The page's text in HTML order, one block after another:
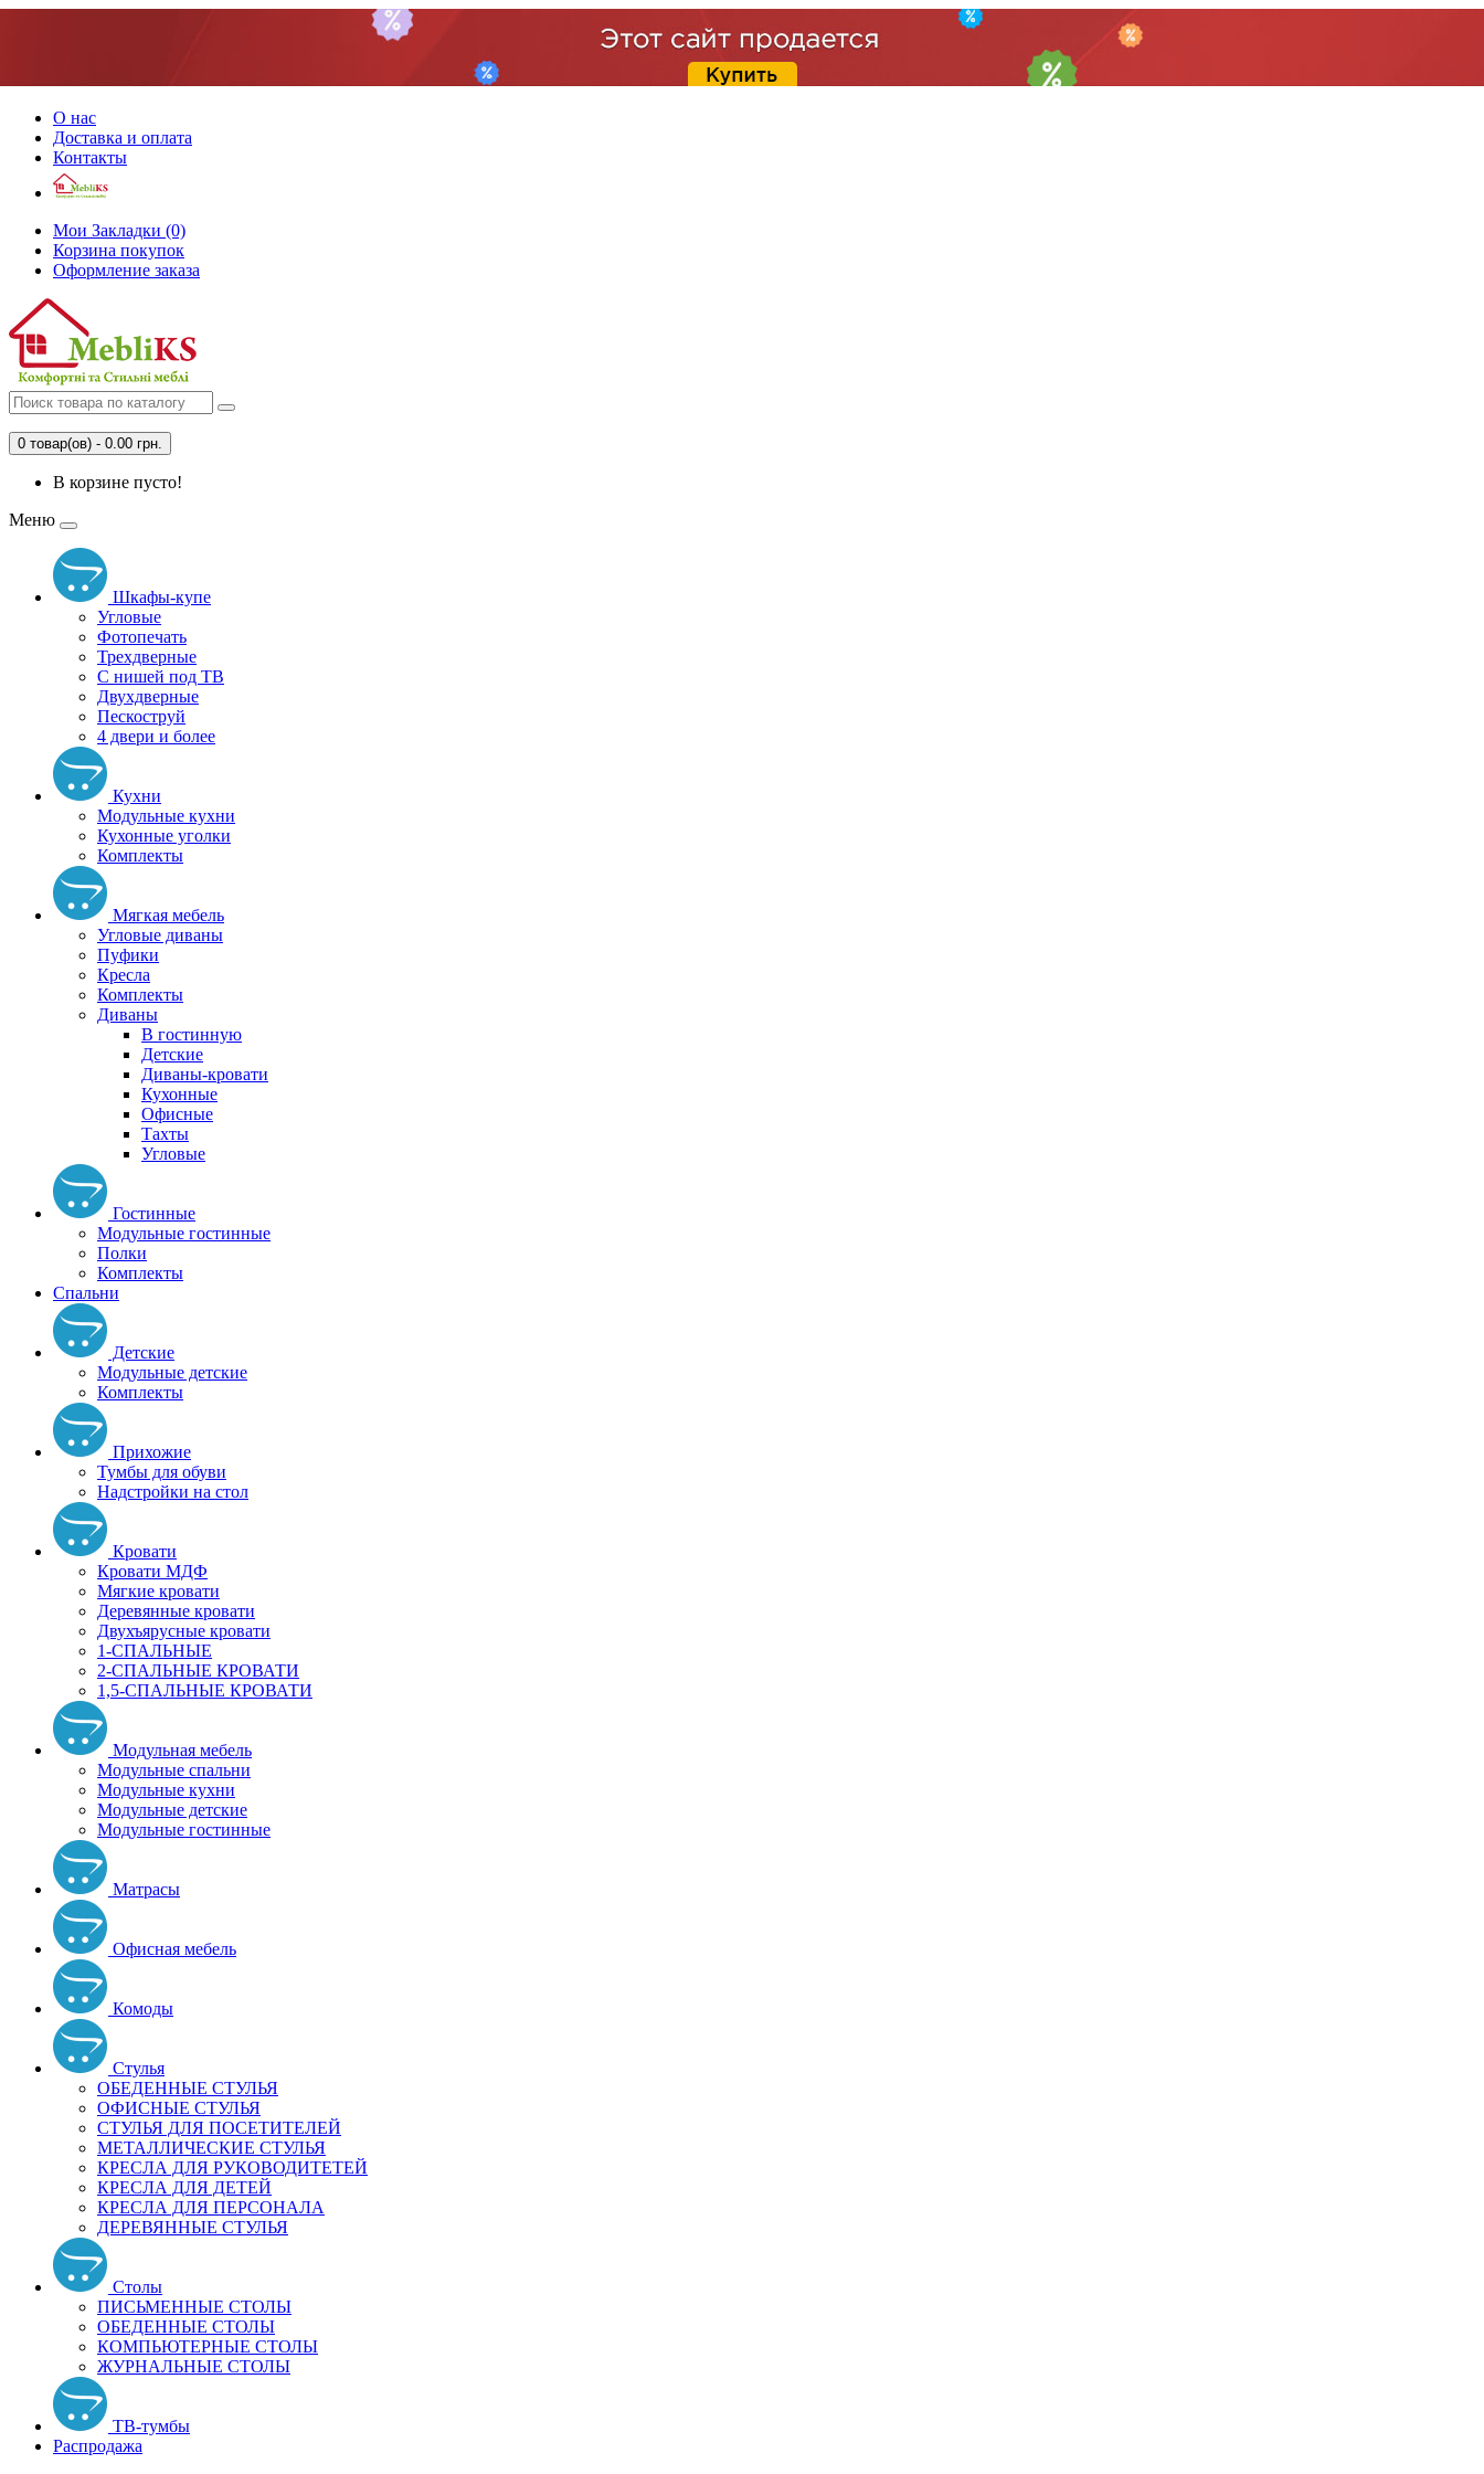
О нас
Доставка и оплата
Контакты
Мои Закладки (0)
Корзина покупок
Оформление заказа
0 товар(ов) - 0.00 грн.
В корзине пусто!
Меню
Шкафы-купе
Угловые
Фотопечать
Трехдверные
С нишей под ТВ
Двухдверные
Пескоструй
4 двери и более
Кухни
Модульные кухни
Кухонные уголки
Комплекты
Мягкая мебель
Угловые диваны
Пуфики
Кресла
Комплекты
Диваны
В гостинную
Детские
Диваны-кровати
Кухонные
Офисные
Тахты
Угловые
Гостинные
Модульные гостинные
Полки
Комплекты
Спальни
Детские
Модульные детские
Комплекты
Прихожие
Тумбы для обуви
Надстройки на стол
Кровати
Кровати МДФ
Мягкие кровати
Деревянные кровати
Двухъярусные кровати
1-СПАЛЬНЫЕ
2-СПАЛЬНЫЕ КРОВАТИ
1,5-СПАЛЬНЫЕ КРОВАТИ
Модульная мебель
Модульные спальни
Модульные кухни
Модульные детские
Модульные гостинные
Матрасы
Офисная мебель
Комоды
Стулья
ОБЕДЕННЫЕ СТУЛЬЯ
ОФИСНЫЕ СТУЛЬЯ
СТУЛЬЯ ДЛЯ ПОСЕТИТЕЛЕЙ
МЕТАЛЛИЧЕСКИЕ СТУЛЬЯ
КРЕСЛА ДЛЯ РУКОВОДИТЕТЕЙ
КРЕСЛА ДЛЯ ДЕТЕЙ
КРЕСЛА ДЛЯ ПЕРСОНАЛА
ДЕРЕВЯННЫЕ СТУЛЬЯ
Столы
ПИСЬМЕННЫЕ СТОЛЫ
ОБЕДЕННЫЕ СТОЛЫ
КОМПЬЮТЕРНЫЕ СТОЛЫ
ЖУРНАЛЬНЫЕ СТОЛЫ
ТВ-тумбы
Распродажа